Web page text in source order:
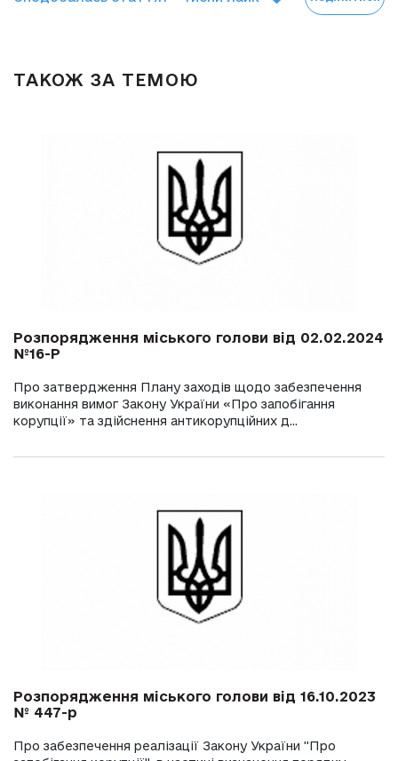
ТАКОЖ ЗА ТЕМОЮ
Розпорядження міського голови від 02.02.2024
№16-Р
Про затвердження Плану заходів щодо забезпечення
виконання вимог Закону України «Про запобігання
корупції» та здійснення антикорупційних д...
Розпорядження міського голови від 16.10.2023
№ 447-р
Про забезпечення реалізації Закону України "Про